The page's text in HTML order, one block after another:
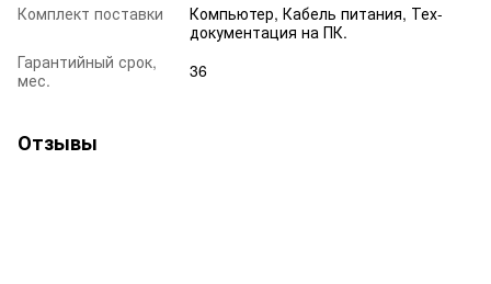
Комплект поставки
Компьютер, Кабель питания, Тех-
документация на ПК.
Гарантийный срок,
мес.
36
Отзывы